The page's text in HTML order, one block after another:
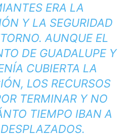
ERA LA
Y LA SEGURIDAD
AUNQUE EL
DE GUADALUPE Y
CUBIERTA LA
LOS RECURSOS
TERMINAR Y NO
TIEMPO IBAN A